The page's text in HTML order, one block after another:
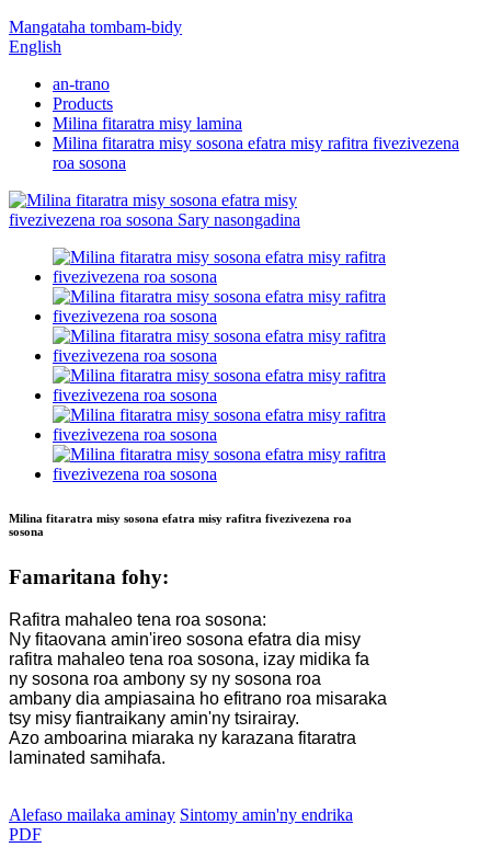
Mangataha tombam-bidy
English
an-trano
Products
Milina fitaratra misy lamina
Milina fitaratra misy sosona efatra misy rafitra fivezivezena
roa sosona
Milina fitaratra misy sosona efatra misy rafitra fivezivezena roa
sosona
Famaritana fohy:
Rafitra mahaleo tena roa sosona:
Ny fitaovana amin'ireo sosona efatra dia misy
rafitra mahaleo tena roa sosona, izay midika fa
ny sosona roa ambony sy ny sosona roa
ambany dia ampiasaina ho efitrano roa misaraka
tsy misy fiantraikany amin'ny tsirairay.
Azo amboarina miaraka ny karazana fitaratra
laminated samihafa.
Alefaso mailaka aminay Sintomy amin'ny endrika
PDF